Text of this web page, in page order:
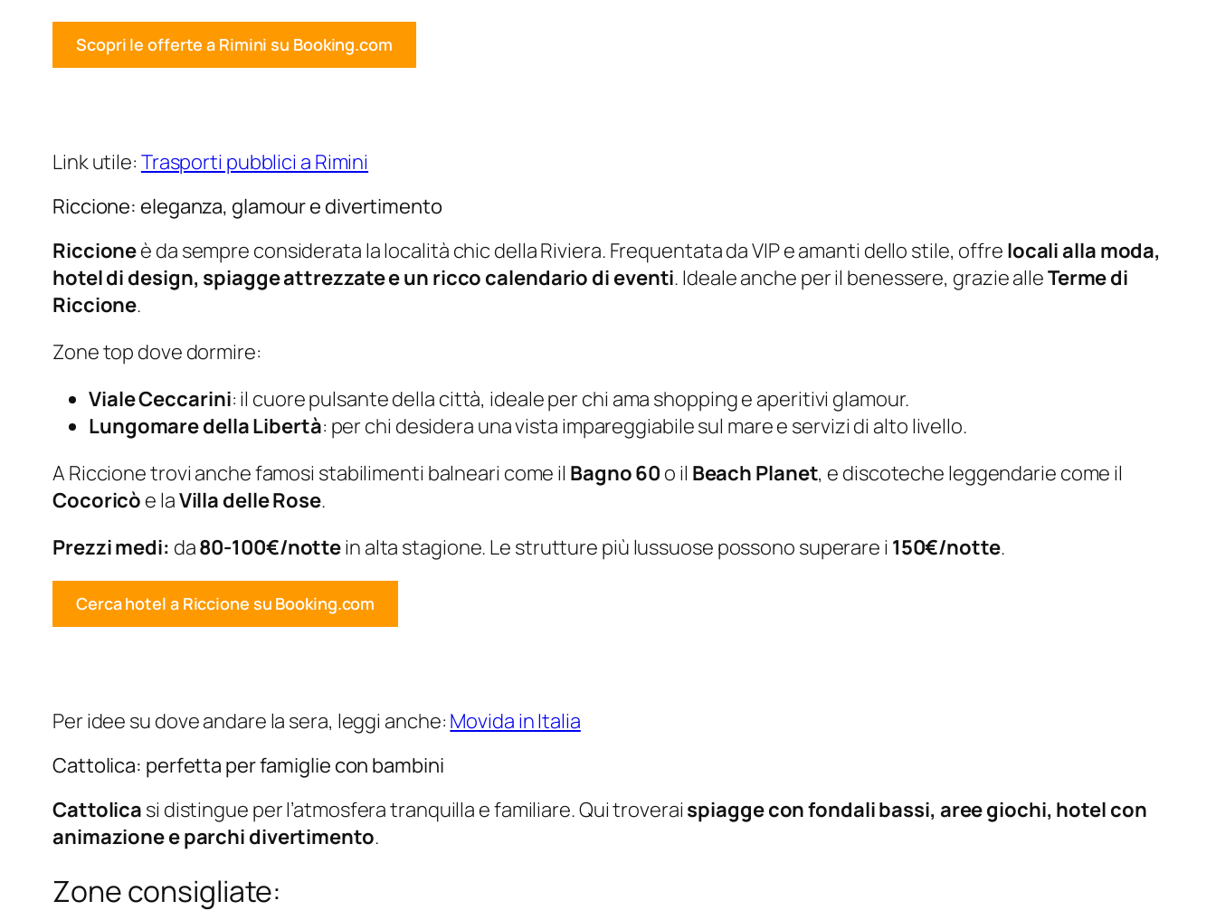
Scopri le offerte a Rimini su Booking.com
Link utile: Trasporti pubblici a Rimini
Riccione: eleganza, glamour e divertimento
Riccioneè da sempre considerata la località chic della Riviera. Frequentata da VIP e amanti dello stile, offre locali alla moda,
hotel di design, spiagge attrezzate e un ricco calendario di eventi. Ideale anche per il benessere, grazie alleTerme di
Riccione.
Zone top dove dormire:
Viale Ceccarini: il cuore pulsante della città, ideale per chi ama shopping e aperitivi glamour.
Lungomare della Libertà: per chi desidera una vista impareggiabile sul mare e servizi di alto livello.
A Riccione trovi anche famosi stabilimenti balneari come il Bagno 60 o il Beach Planet, e discoteche leggendarie come il
Cocoricò e laVilla delle Rose.
Prezzi medi: da80-100€/nottein alta stagione. Le strutture più lussuose possono superare i 150€/notte.
Cerca hotel a Riccione su Booking.com
Per idee su dove andare la sera, leggi anche: Movida in Italia
Cattolica: perfetta per famiglie con bambini
Cattolica si distingue per l’atmosfera tranquilla e familiare. Qui troverai spiagge con fondali bassi, aree giochi, hotel con
animazione e parchi divertimento.
Zone consigliate: